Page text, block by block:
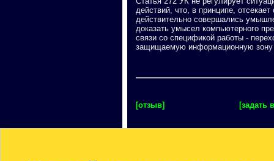
действий, что, в принципе,
действительно совершались
доказать умысел компьютерного
связи со спецификой работы -
защищаемую информационную зону
[отзыв] [задать